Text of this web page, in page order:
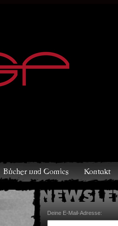
Archiv
Deine E-Mail-Adresse: